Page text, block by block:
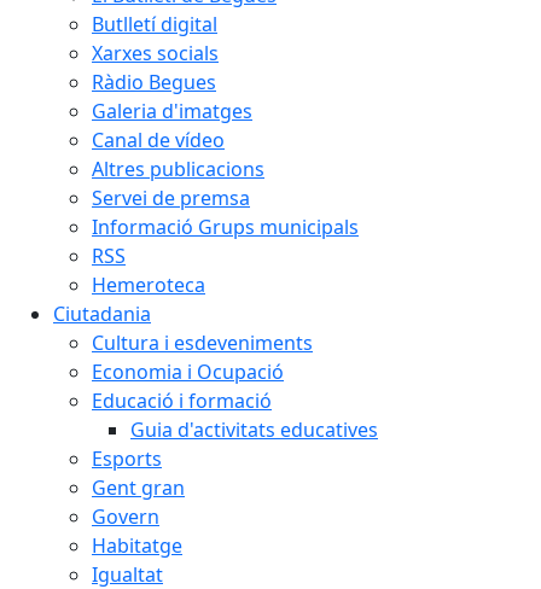
Butlletí digital
Xarxes socials
Ràdio Begues
Galeria d'imatges
Canal de vídeo
Altres publicacions
Servei de premsa
Informació Grups municipals
RSS
Hemeroteca
Ciutadania
Cultura i esdeveniments
Economia i Ocupació
Educació i formació
Guia d'activitats educatives
Esports
Gent gran
Govern
Habitatge
Igualtat